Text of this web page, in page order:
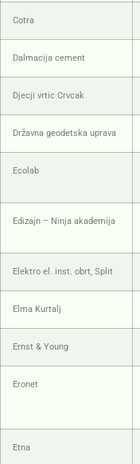
Cotra
Dalmacija cement
Djecji vrtic Crvcak
Državna geodetska uprava
Ecolab
Edizajn – Ninja akademija
Elektro el. inst. obrt, Split
Elma Kurtalj
Ernst & Young
Eronet
Etna